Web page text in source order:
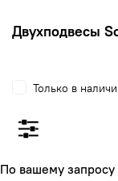
Двухподвесы
По вашему
Только в